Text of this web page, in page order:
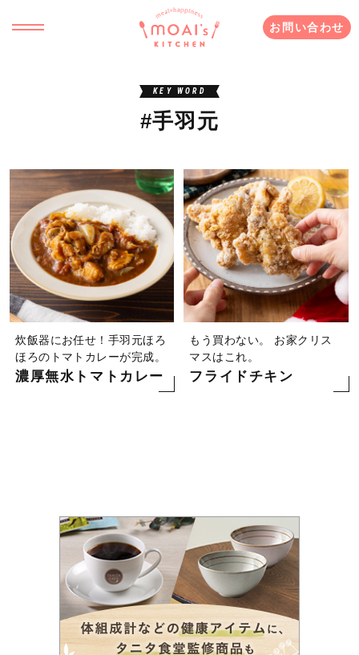
お問い合わせ
KEY WORD
#手羽元
炊飯器にお任せ！手羽元ほろ
ほろのトマトカレーが完成。
濃厚無水トマトカレー
もう買わない。 お家クリス
マスはこれ。
フライドチキン